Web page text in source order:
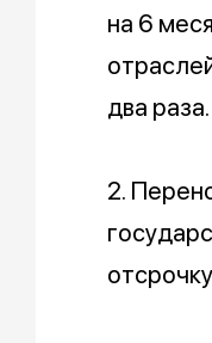
на 6
два
2.